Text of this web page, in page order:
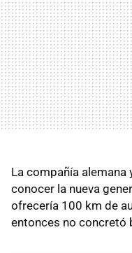
La compañía alemana
conocer la nueva
ofrecería 100 km de
entonces no concretó